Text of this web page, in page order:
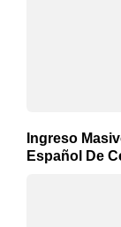
Ingreso
Español De